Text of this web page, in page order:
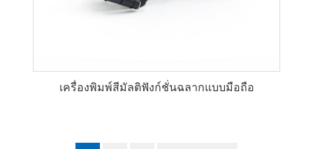
เครื่องพิมพ์สีมัลติฟังก์ชั่นฉลากแบบมือถือ